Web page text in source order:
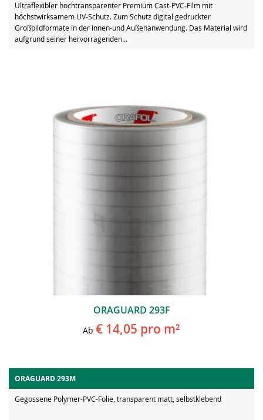
Ultraflexibler hochtransparenter Premium Cast-PVC-Film mit
höchstwirksamem UV-Schutz. Zum Schutz digital gedruckter
Großbildformate in der Innen-und Außenanwendung. Das Material wird
aufgrund seiner hervorragenden...
ORAGUARD 293F
Ab € 14,05 pro m²
ORAGUARD 293M
Gegossene Polymer-PVC-Folie, transparent matt, selbstklebend